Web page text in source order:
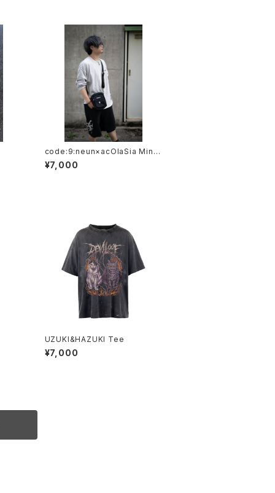
code:9:neun×acOlaSia Mini
shoulder bag
¥7,000
UZUKI&HAZUKI Tee
¥7,000